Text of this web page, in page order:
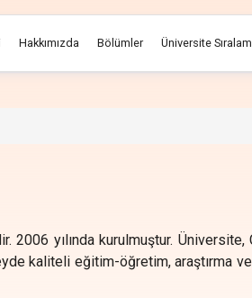
Hakkımızda Bölümler Üniversite
yılında kurulmuştur. Üniversite,
kaliteli eğitim-öğretim, araştırma